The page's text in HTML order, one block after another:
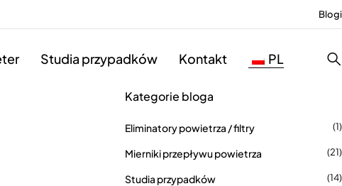
Blogi
Studia przypadków Kontakt PL
Kategorie bloga
Eliminatory powietrza / filtry (1)
Mierniki przepływu powietrza (21)
Studia przypadków (14)